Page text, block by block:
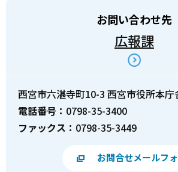
お問い合わせ先
広報課
西宮市六湛寺町10-3 西宮市役所本庁
電話番号： 0798-35-3400
ファックス： 0798-35-3449
お問合せメールフ